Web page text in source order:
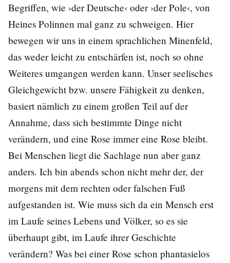
Begriffen, wie ›der Deutsche‹ oder ›der Pole‹, von
Heines Polinnen mal ganz zu schweigen. Hier
bewegen wir uns in einem sprachlichen Minenfeld,
das weder leicht zu entschärfen ist, noch so ohne
Weiteres umgangen werden kann. Unser seelisches
Gleichgewicht bzw. unsere Fähigkeit zu denken,
basiert nämlich zu einem großen Teil auf der
Annahme, dass sich bestimmte Dinge nicht
verändern, und eine Rose immer eine Rose bleibt.
Bei Menschen liegt die Sachlage nun aber ganz
anders. Ich bin abends schon nicht mehr der, der
morgens mit dem rechten oder falschen Fuß
aufgestanden ist. Wie muss sich da ein Mensch erst
im Laufe seines Lebens und Völker, so es sie
überhaupt gibt, im Laufe ihrer Geschichte
verändern? Was bei einer Rose schon phantasielos